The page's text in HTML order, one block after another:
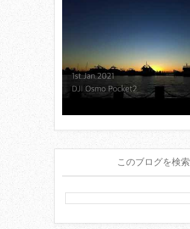
このブログを検索